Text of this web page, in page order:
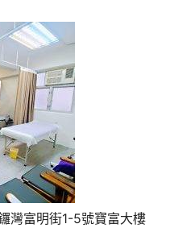
灣富明街1-5號寶富大樓